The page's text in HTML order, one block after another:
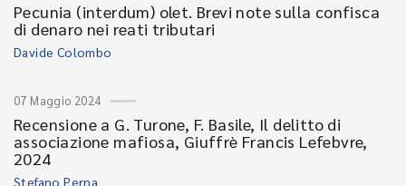
Pecunia (interdum) olet. Brevi note sulla confisca
di denaro nei reati tributari
Davide Colombo
07 Maggio 2024
Recensione a G. Turone, F. Basile, Il delitto di
associazione mafiosa, Giuffrè Francis Lefebvre,
2024
Stefano Perna